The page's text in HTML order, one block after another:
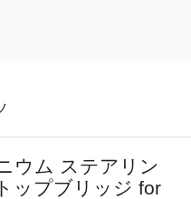
ウム ステアリン
ップブリッジ for